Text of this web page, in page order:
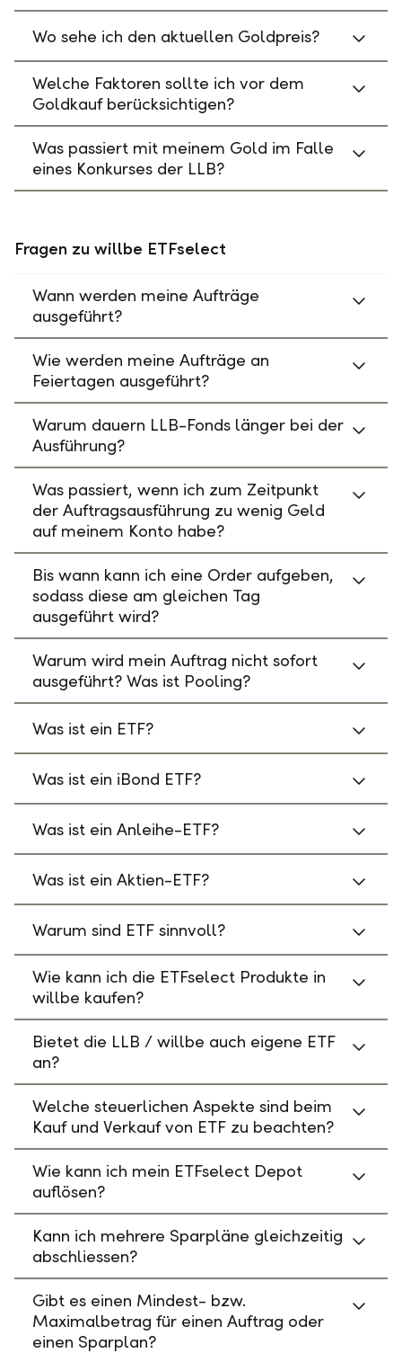
Wo sehe ich den aktuellen Goldpreis?
Welche Faktoren sollte ich vor dem
Goldkauf berücksichtigen?
Was passiert mit meinem Gold im Falle
eines Konkurses der LLB?
Fragen zu willbe ETFselect
Wann werden meine Aufträge
ausgeführt?
Wie werden meine Aufträge an
Feiertagen ausgeführt?
Warum dauern LLB-Fonds länger bei der
Ausführung?
Was passiert, wenn ich zum Zeitpunkt
der Auftragsausführung zu wenig Geld
auf meinem Konto habe?
Bis wann kann ich eine Order aufgeben,
sodass diese am gleichen Tag
ausgeführt wird?
Warum wird mein Auftrag nicht sofort
ausgeführt? Was ist Pooling?
Was ist ein ETF?
Was ist ein iBond ETF?
Was ist ein Anleihe-ETF?
Was ist ein Aktien-ETF?
Warum sind ETF sinnvoll?
Wie kann ich die ETFselect Produkte in
willbe kaufen?
Bietet die LLB / willbe auch eigene ETF
an?
Welche steuerlichen Aspekte sind beim
Kauf und Verkauf von ETF zu beachten?
Wie kann ich mein ETFselect Depot
auflösen?
Kann ich mehrere Sparpläne gleichzeitig
abschliessen?
Gibt es einen Mindest- bzw.
Maximalbetrag für einen Auftrag oder
einen Sparplan?